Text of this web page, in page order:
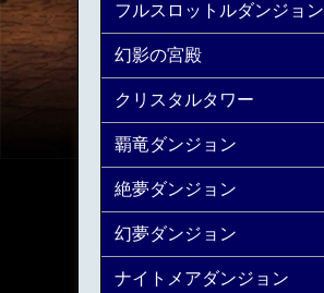
フルスロットルダンジョン
幻影の宮殿
クリスタルタワー
覇竜ダンジョン
絶夢ダンジョン
幻夢ダンジョン
ナイトメアダンジョン